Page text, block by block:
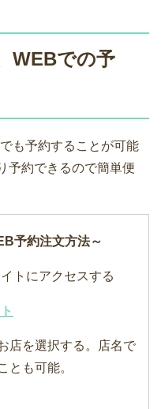
WEBでの予
も予約することが可能
予約できるので簡単便
予約注文方法～
トにアクセスする
店を選択する。店名で
とも可能。